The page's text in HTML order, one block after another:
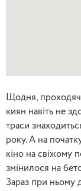
Щодня,
киян навіть не
траси
року. А на
кіно на свіжому
змінилося на
Зараз при ньому